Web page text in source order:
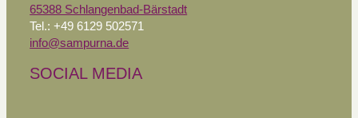
65388 Schlangenbad-Bärstadt
Tel.: +49 6129 502571
info@sampurna.de
SOCIAL MEDIA